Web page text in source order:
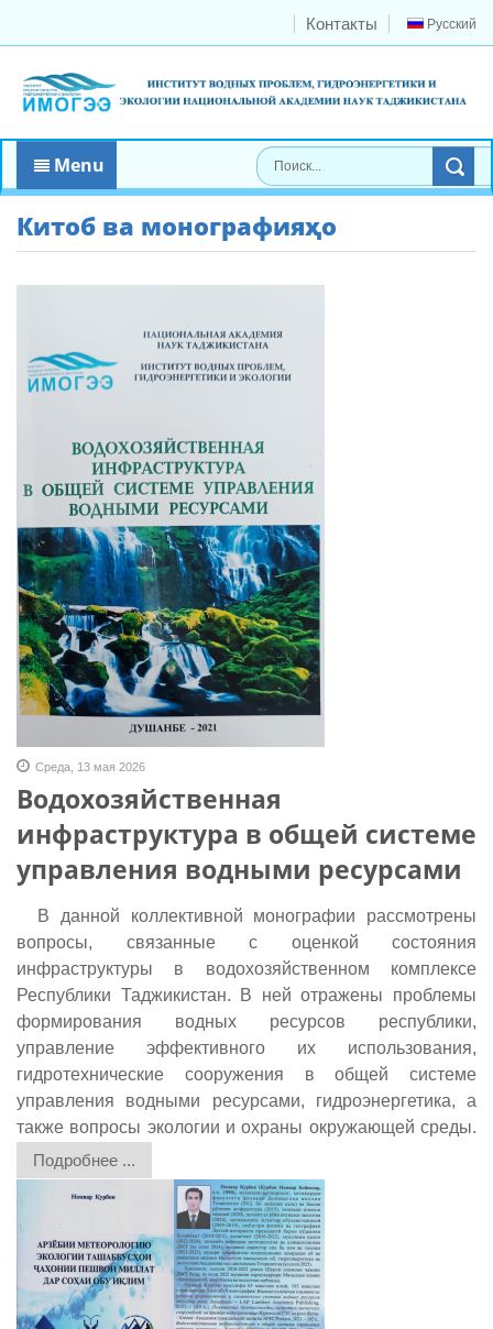
Русский
Контакты
Menu
Китоб ва монографияҳо
Среда, 13 мая 2026
Водохозяйственная
инфраструктура в общей системе
управления водными ресурсами
В данной коллективной монографии рассмотрены
вопросы, связанные с оценкой состояния
инфраструктуры в водохозяйственном комплексе
Республики Таджикистан. В ней отражены проблемы
формирования водных ресурсов республики,
управление эффективного их использования,
гидротехнические сооружения в общей системе
управления водными ресурсами, гидроэнергетика, а
также вопросы экологии и охраны окружающей среды.
Подробнее ...